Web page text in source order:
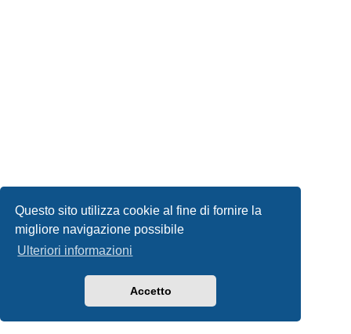
Questo sito utilizza cookie al fine di fornire la
migliore navigazione possibile
Ulteriori informazioni
Accetto